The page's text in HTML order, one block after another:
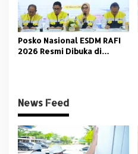
Posko Nasional ESDM RAFI
2026 Resmi Dibuka di
News Feed